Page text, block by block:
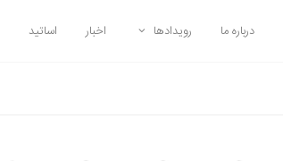
درباره ما رویدادها اخبار اساتید